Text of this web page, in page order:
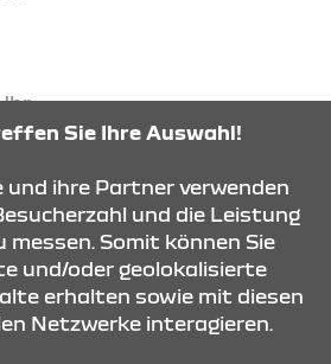
Sie Ihre Auswahl!
und ihre Partner verwenden
und die Leistung
messen. Somit können Sie
und/oder geolokalisierte
erhalten sowie mit diesen
Netzwerke interagieren.